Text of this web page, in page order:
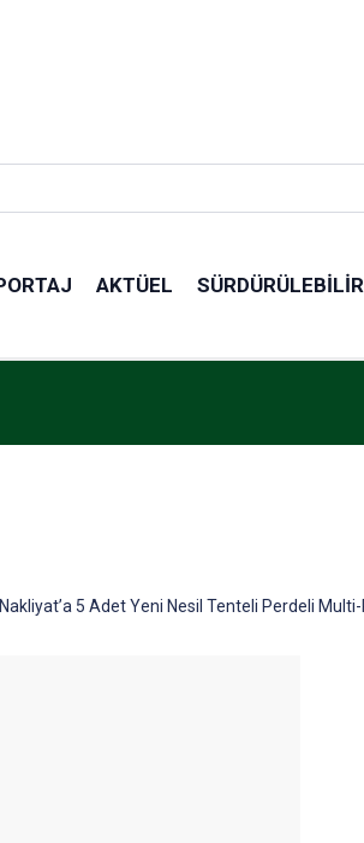
AKTÜEL
5 Adet Yeni Nesil Tenteli Perdeli